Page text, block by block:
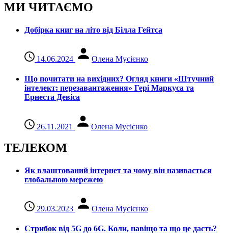
МИ ЧИТАЄМО
Добірка книг на літо від Білла Гейтса
14.06.2024 Олена Мусієнко
Що почитати на вихідних? Огляд книги «Штучний
інтелект: перезавантаження» Гері Маркуса та
Ернеста Девіса
26.11.2021 Олена Мусієнко
ТЕЛЕКОМ
Як влаштований інтернет та чому він називається
глобальною мережею
29.03.2023 Олена Мусієнко
Стрибок від 5G до 6G. Коли, навіщо та що це даcть?